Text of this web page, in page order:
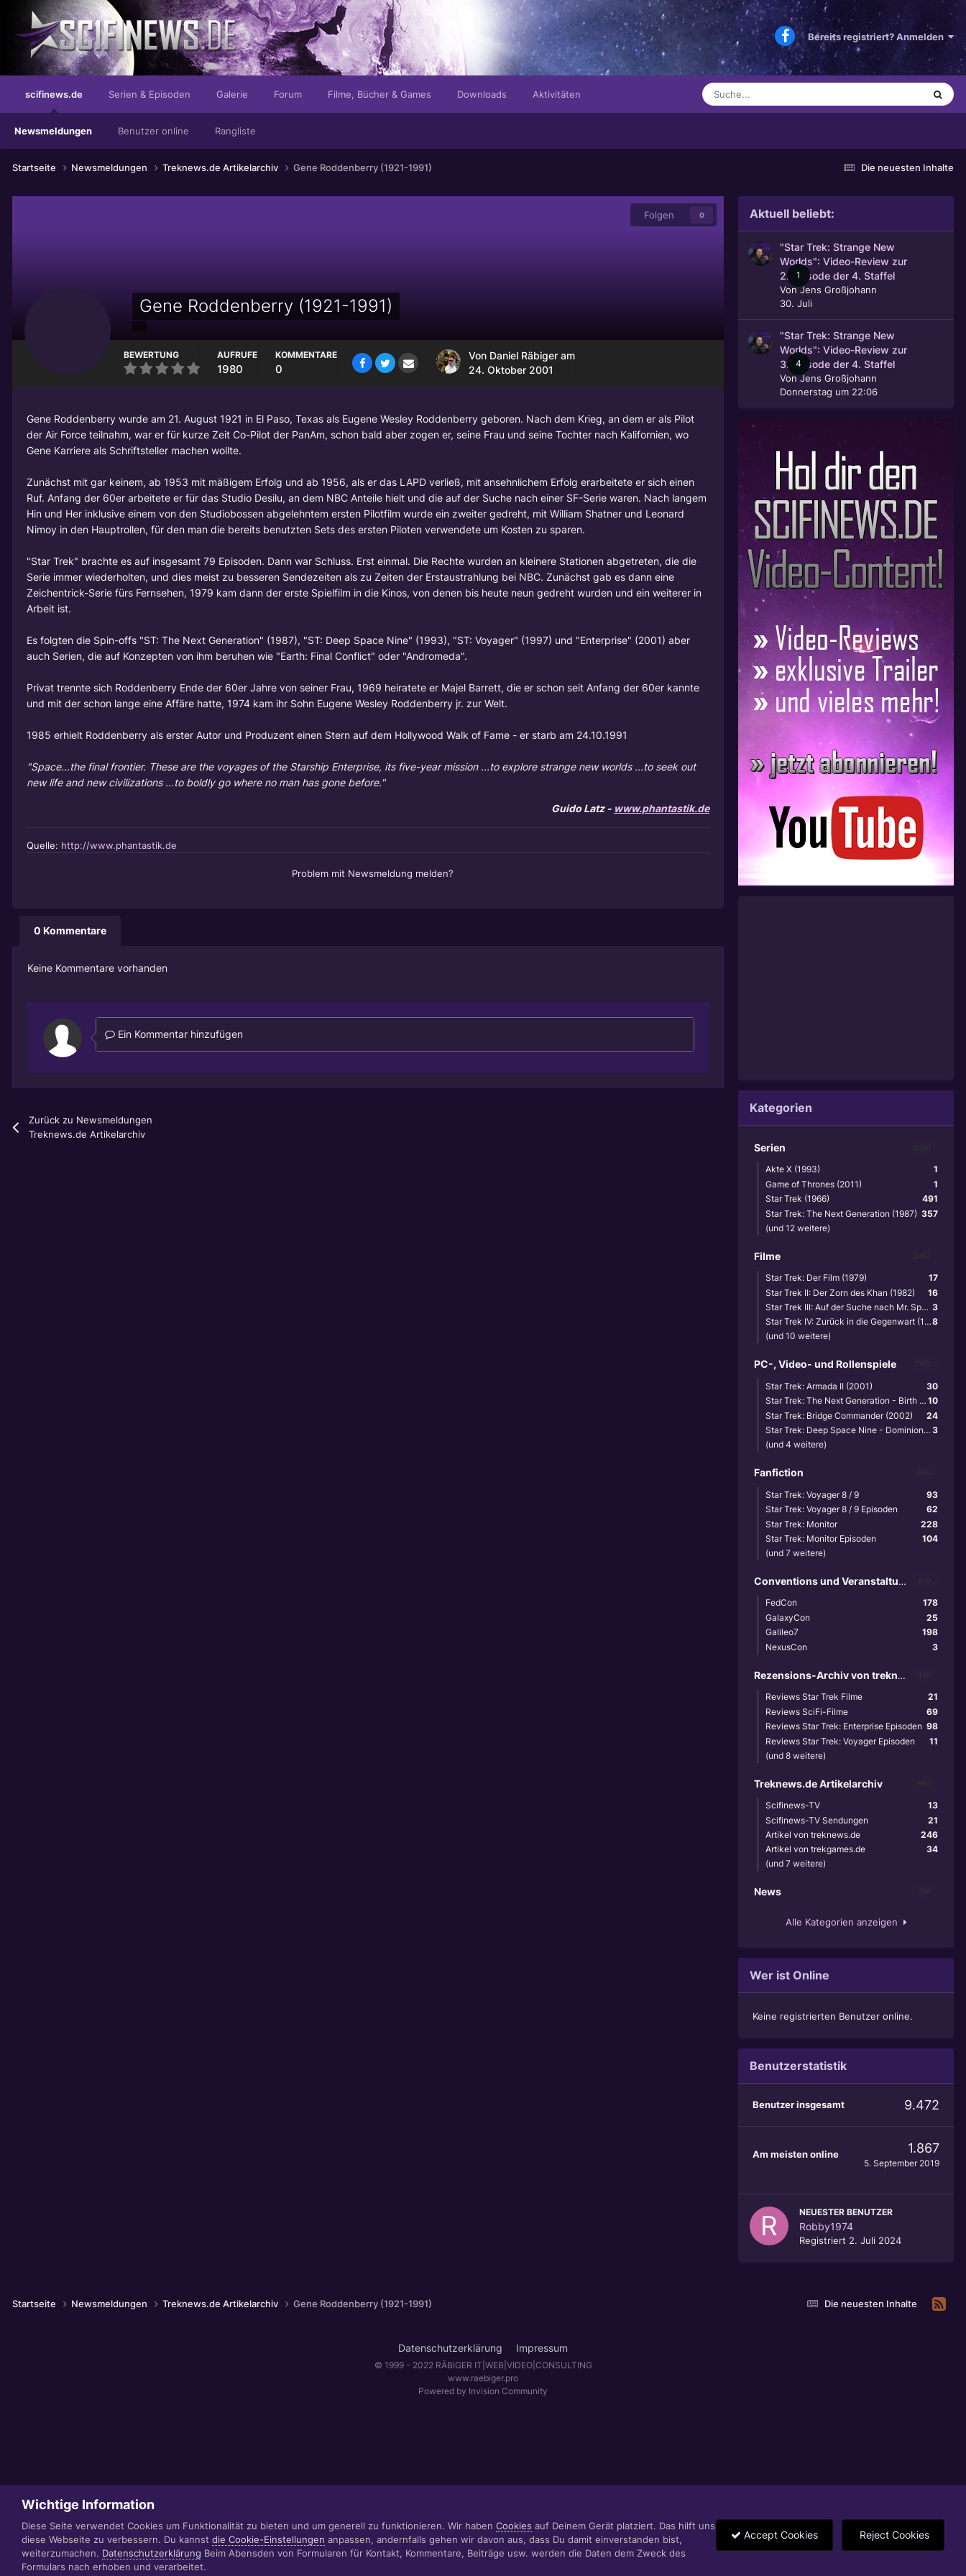
Bereits registriert? Anmelden
scifinews.de
Newsmeldungen Benutzer online Rangliste
Serien & Episoden Galerie Forum Filme, Bücher & Games Downloads Aktivitäten
Die neuesten Inhalte
Startseite Newsmeldungen Treknews.de Artikelarchiv Gene Roddenberry (1921-1991)
Folgen 0
Gene Roddenberry (1921-1991)
BEWERTUNG AUFRUFE
1980
KOMMENTARE
0
Von Daniel Räbiger am
24. Oktober 2001
Gene Roddenberry wurde am 21. August 1921 in El Paso, Texas als Eugene Wesley Roddenberry geboren. Nach dem Krieg, an dem er als Pilot
der Air Force teilnahm, war er für kurze Zeit Co-Pilot der PanAm, schon bald aber zogen er, seine Frau und seine Tochter nach Kalifornien, wo
Gene Karriere als Schriftsteller machen wollte.
Zunächst mit gar keinem, ab 1953 mit mäßigem Erfolg und ab 1956, als er das LAPD verließ, mit ansehnlichem Erfolg erarbeitete er sich einen
Ruf. Anfang der 60er arbeitete er für das Studio Desilu, an dem NBC Anteile hielt und die auf der Suche nach einer SF-Serie waren. Nach langem
Hin und Her inklusive einem von den Studiobossen abgelehntem ersten Pilotfilm wurde ein zweiter gedreht, mit William Shatner und Leonard
Nimoy in den Hauptrollen, für den man die bereits benutzten Sets des ersten Piloten verwendete um Kosten zu sparen.
"Star Trek" brachte es auf insgesamt 79 Episoden. Dann war Schluss. Erst einmal. Die Rechte wurden an kleinere Stationen abgetreten, die die
Serie immer wiederholten, und dies meist zu besseren Sendezeiten als zu Zeiten der Erstaustrahlung bei NBC. Zunächst gab es dann eine
Zeichentrick-Serie fürs Fernsehen, 1979 kam dann der erste Spielfilm in die Kinos, von denen bis heute neun gedreht wurden und ein weiterer in
Arbeit ist.
Es folgten die Spin-offs "ST: The Next Generation" (1987), "ST: Deep Space Nine" (1993), "ST: Voyager" (1997) und "Enterprise" (2001) aber
auch Serien, die auf Konzepten von ihm beruhen wie "Earth: Final Conflict" oder "Andromeda".
Privat trennte sich Roddenberry Ende der 60er Jahre von seiner Frau, 1969 heiratete er Majel Barrett, die er schon seit Anfang der 60er kannte
und mit der schon lange eine Affäre hatte, 1974 kam ihr Sohn Eugene Wesley Roddenberry jr. zur Welt.
1985 erhielt Roddenberry als erster Autor und Produzent einen Stern auf dem Hollywood Walk of Fame - er starb am 24.10.1991
"Space...the final frontier. These are the voyages of the Starship Enterprise, its five-year mission ...to explore strange new worlds ...to seek out
new life and new civilizations ...to boldly go where no man has gone before."
Guido Latz - www.phantastik.de
Quelle: http://www.phantastik.de
Problem mit Newsmeldung melden?
0 Kommentare
Keine Kommentare vorhanden
Ein Kommentar hinzufügen
Zurück zu Newsmeldungen
Treknews.de Artikelarchiv
Aktuell beliebt:
1
"Star Trek: Strange New
Worlds": Video-Review zur
2. Episode der 4. Staffel
VonJens Großjohann
30. Juli
4
"Star Trek: Strange New
Worlds": Video-Review zur
3. Episode der 4. Staffel
VonJens Großjohann
Donnerstag um 22:06
Kategorien
Serien
1
Akte X (1993)
1
Game of Thrones (2011)
491
Star Trek (1966)
357
Star Trek: The Next Generation (1987)
(und 12 weitere)
Filme
17
Star Trek: Der Film (1979)
16
Star Trek II: Der Zorn des Khan (1982)
3
Star Trek III: Auf der Suche nach Mr. Spock (1984)
8
Star Trek IV: Zurück in die Gegenwart (1986)
(und 10 weitere)
PC-, Video- und Rollenspiele
30
Star Trek: Armada II (2001)
10
Star Trek: The Next Generation - Birth of the Federation (1999)
24
Star Trek: Bridge Commander (2002)
3
Star Trek: Deep Space Nine - Dominion Wars (2001)
(und 4 weitere)
Fanfiction
93
Star Trek: Voyager 8 / 9
62
Star Trek: Voyager 8 / 9 Episoden
228
Star Trek: Monitor
104
Star Trek: Monitor Episoden
(und 7 weitere)
Conventions und Veranstaltungen
178
FedCon
25
GalaxyCon
198
Galileo7
3
NexusCon
Rezensions-Archiv von treknews.de
21
Reviews Star Trek Filme
69
Reviews SciFi-Filme
98
Reviews Star Trek: Enterprise Episoden
11
Reviews Star Trek: Voyager Episoden
(und 8 weitere)
Treknews.de Artikelarchiv
13
Scifinews-TV
21
Scifinews-TV Sendungen
246
Artikel von treknews.de
34
Artikel von trekgames.de
(und 7 weitere)
News
Alle Kategorien anzeigen
Wer ist Online
Keine registrierten Benutzer online.
Benutzerstatistik
Benutzer insgesamt 9.472
Am meisten online 1.867
5. September 2019
NEUESTER BENUTZER
Robby1974
Registriert 2. Juli 2024
Die neuesten Inhalte
Startseite Newsmeldungen Treknews.de Artikelarchiv Gene Roddenberry (1921-1991)
Datenschutzerklärung Impressum
© 1999 - 2022 RÄBIGER IT|WEB|VIDEO|CONSULTING
www.raebiger.pro
Powered by Invision Community
Wichtige Information
Diese Seite verwendet Cookies um Funktionalität zu bieten und um generell zu funktionieren. Wir haben Cookies auf Deinem Gerät platziert. Das hilft uns
diese Webseite zu verbessern. Du kannst die Cookie-Einstellungen anpassen, andernfalls gehen wir davon aus, dass Du damit einverstanden bist,
weiterzumachen. Datenschutzerklärung Beim Abensden von Formularen für Kontakt, Kommentare, Beiträge usw. werden die Daten dem Zweck des
Formulars nach erhoben und verarbeitet.
Accept Cookies Reject Cookies